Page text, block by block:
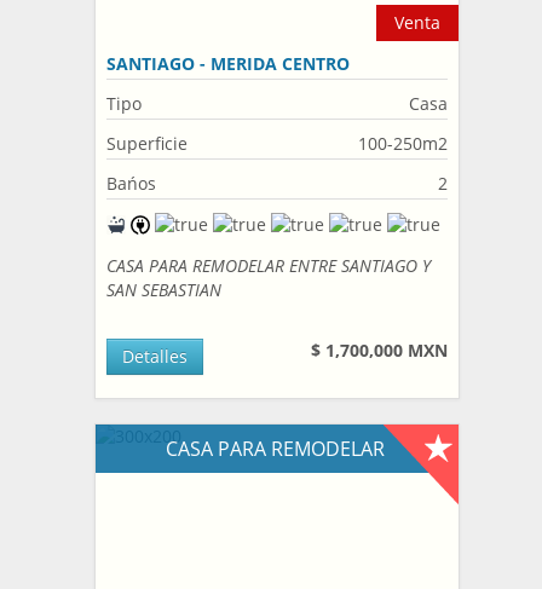
Venta
SANTIAGO - MERIDA CENTRO
Tipo
Casa
Superficie
100-250m2
Bańos
2
CASA PARA REMODELAR ENTRE SANTIAGO Y
SAN SEBASTIAN
$ 1,700,000 MXN
Detalles
CASA PARA REMODELAR